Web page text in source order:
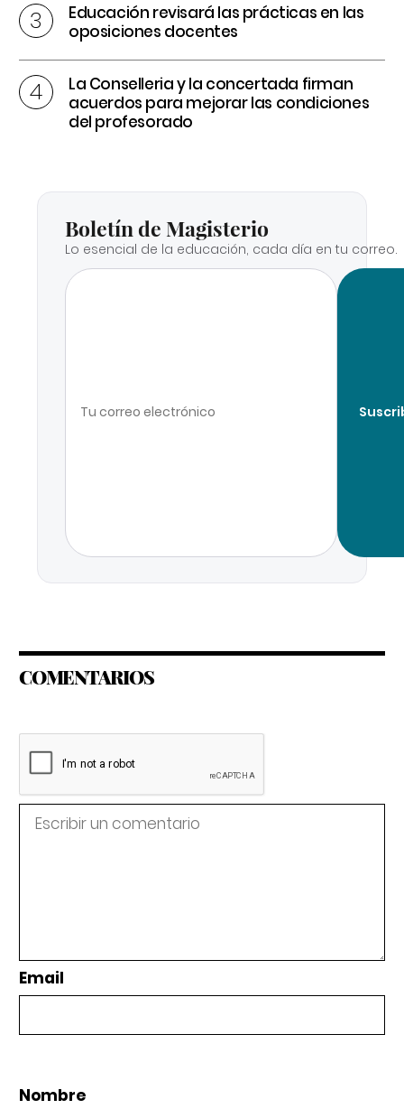
Educación revisará las prácticas en las
oposiciones docentes
La Conselleria y la concertada firman
acuerdos para mejorar las condiciones
del profesorado
Boletín de Magisterio
Lo esencial de la educación, cada día en tu correo.
COMENTARIOS
Email
Nombre